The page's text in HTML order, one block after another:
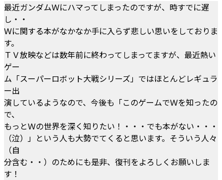
最近ガンダムＷにハマってしまったのですが、時すでに遅
し・・
Ｗに関する本がなかなか手に入らず悲しい思いをしておりま
す。
ＴＶ放映などは数年前に終わってしまってますが、最近熱い
ゲー
ム「スーパーロボット大戦シリーズ」ではほとんどレギュラ
ー出
演しているようなので、今後も「このゲームでＷを知ったの
で、
もっとＷの世界を深く知りたい！・・・でも本がない・・・
（泣）」という人も大勢でてくると思います。そういう人々
（自
分含む・・）のためにも是非、復刊をよろしくお願いしま
す！